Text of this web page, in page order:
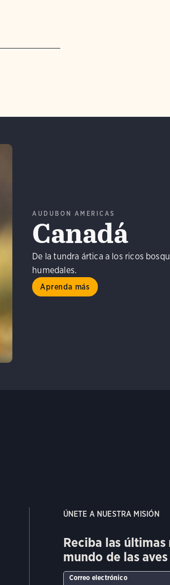
AUDUBON AMERICAS
Canadá
De la tundra ártica a los ricos
humedales.
Aprenda más
ÚNETE A NUESTRA MISIÓN
Reciba las
mundo de las aves
Correo electrónico